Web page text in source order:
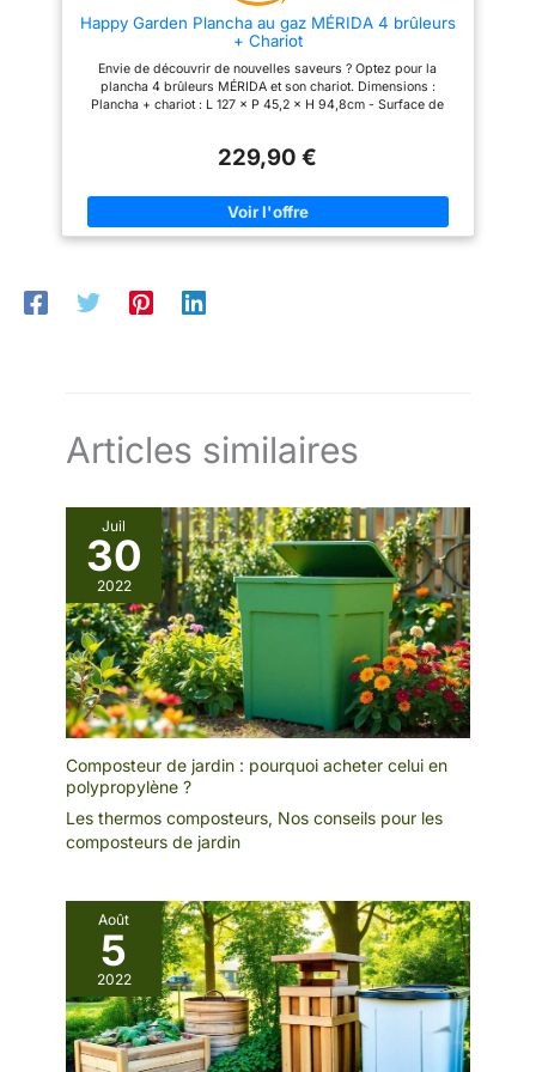
d'immeuble
sur chaque zone de cuisson.
légumes croquants aux viandes
bien saisies. Pensée pour votre
confort et votre praticité, cette
latérales et pliantes. Chacune
est équipée de 3 crochets
organisation optimale pour
assaisonnements ou aliments
s'adapter à toutes vos envies et
à tous vos espaces.
Happy Garden Plancha au gaz MÉRIDA 4 brûleurs
+ Chariot
Envie de découvrir de nouvelles saveurs ? Optez pour la
plancha 4 brûleurs MÉRIDA et son chariot. Dimensions :
Plancha + chariot : L 127 × P 45,2 × H 94,8cm - Surface de
Panneau de contrôle : inox Couleurs : Structure + plaque de
À monter (notice incluse) - Garantie 2 ans - Livraison en 1 colis
en pas de porte, en bas d'immeuble
229,90 €
Articles similaires
Juil
30
2022
Composteur de jardin : pourquoi acheter celui en
polypropylène ?
Les thermos composteurs, Nos conseils pour les
composteurs de jardin
Août
5
2022